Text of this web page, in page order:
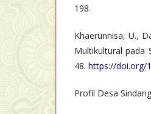
198.
Khaerunnisa, U.,
Multikultural pada
48. https://doi.org/
Profil Desa